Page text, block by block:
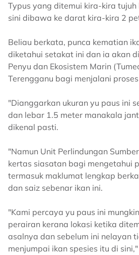
Typus yang ditemui kira-kira
sini dibawa ke darat kira-kira 2
Beliau berkata, punca kematian
diketahui setakat ini dan ia akan
Penyu dan Ekosistem Marin
Terengganu bagi menjalani
"Dianggarkan ukuran yu paus ini
dan lebar 1.5 meter manakala
dikenal pasti.
"Namun Unit Perlindungan
kertas siasatan bagi mengetahui
termasuk maklumat lengkap
dan saiz sebenar ikan ini.
"Kami percaya yu paus ini
perairan kerana lokasi ketika
asalnya dan sebelum ini nelayan
menjumpai ikan spesies itu di